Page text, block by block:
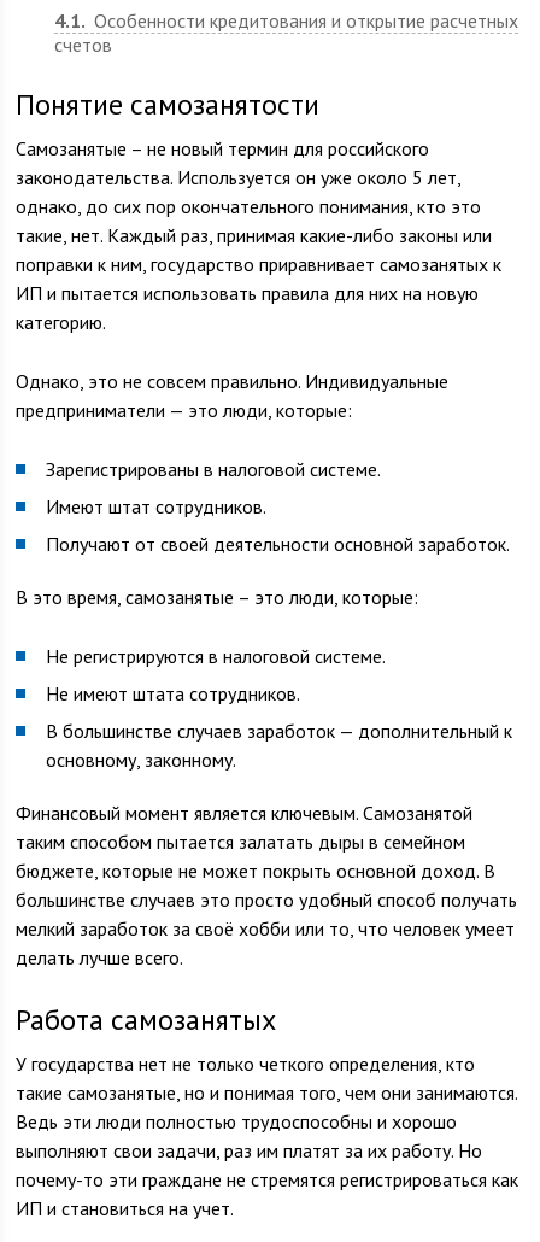
4.1 Особенности кредитования и открытие расчетных
счетов
Понятие самозанятости
Самозанятые – не новый термин для российского
законодательства. Используется он уже около 5 лет,
однако, до сих пор окончательного понимания, кто это
такие, нет. Каждый раз, принимая какие-либо законы или
поправки к ним, государство приравнивает самозанятых к
ИП и пытается использовать правила для них на новую
категорию.
Однако, это не совсем правильно. Индивидуальные
предприниматели — это люди, которые:
Зарегистрированы в налоговой системе.
Имеют штат сотрудников.
Получают от своей деятельности основной заработок.
В это время, самозанятые – это люди, которые:
Не регистрируются в налоговой системе.
Не имеют штата сотрудников.
В большинстве случаев заработок — дополнительный к
основному, законному.
Финансовый момент является ключевым. Самозанятой
таким способом пытается залатать дыры в семейном
бюджете, которые не может покрыть основной доход. В
большинстве случаев это просто удобный способ получать
мелкий заработок за своё хобби или то, что человек умеет
делать лучше всего.
Работа самозанятых
У государства нет не только четкого определения, кто
такие самозанятые, но и понимая того, чем они занимаются.
Ведь эти люди полностью трудоспособны и хорошо
выполняют свои задачи, раз им платят за их работу. Но
почему-то эти граждане не стремятся регистрироваться как
ИП и становиться на учет.